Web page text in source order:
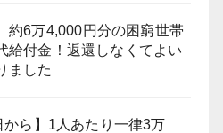
約6万4,000円分の困窮世帯
給付金！返還しなくてよい
ました
から】1人あたり一律3万